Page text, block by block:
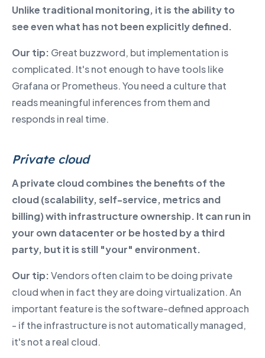
Unlike traditional monitoring, it is the ability to
see even what has not been explicitly defined.
Our tip: Great buzzword, but implementation is
complicated. It's not enough to have tools like
Grafana or Prometheus. You need a culture that
reads meaningful inferences from them and
responds in real time.
Private cloud
A private cloud combines the benefits of the
cloud (scalability, self-service, metrics and
billing) with infrastructure ownership. It can run in
your own datacenter or be hosted by a third
party, but it is still "your" environment.
Our tip:Vendors often claim to be doing private
cloud when in fact they are doing virtualization. An
important feature is the software-defined approach
- if the infrastructure is not automatically managed,
it's not a real cloud.